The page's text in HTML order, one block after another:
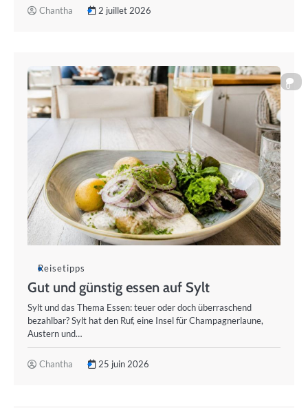
Chantha 2 juillet 2026
0
Reisetipps
Gut und günstig essen auf Sylt
Sylt und das Thema Essen: teuer oder doch überraschend
bezahlbar? Sylt hat den Ruf, eine Insel für Champagnerlaune,
Austern und…
Chantha 25 juin 2026